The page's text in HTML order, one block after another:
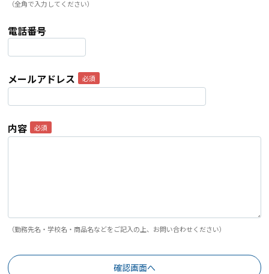
（全角で入力してください）
電話番号
メールアドレス
内容
（勤務先名・学校名・商品名などをご記入の上、お問い合わせください）